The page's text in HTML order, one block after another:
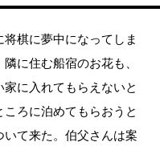
棋に夢中になってしま
に住む船宿のお花も、
に入れてもらえないと
ろに泊めてもらおうと
て来た。伯父さんは案